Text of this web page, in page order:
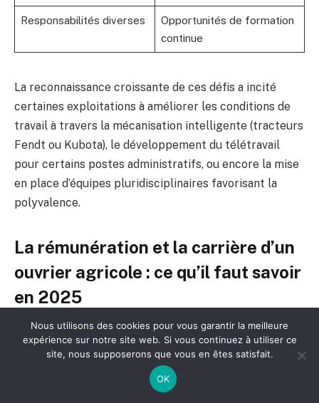
Responsabilités diverses
Opportunités de formation
continue
La reconnaissance croissante de ces défis a incité
certaines exploitations à améliorer les conditions de
travail à travers la mécanisation intelligente (tracteurs
Fendt ou Kubota), le développement du télétravail
pour certains postes administratifs, ou encore la mise
en place d’équipes pluridisciplinaires favorisant la
polyvalence.
La rémunération et la carrière d’un
ouvrier agricole : ce qu’il faut savoir
en 2025
La rémunération des ouvriers agricoles varie en
fonction de la région, de la taille de l’exploitation et du
type de production. En 2025, le salaire moyen tourne
autour du SMIC rural, mais peut être largement relevé
Nous utilisons des cookies pour vous garantir la meilleure
expérience sur notre site web. Si vous continuez à utiliser ce
site, nous supposerons que vous en êtes satisfait.
OK